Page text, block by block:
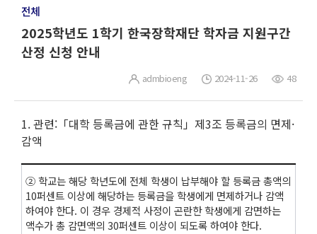
전체
2025학년도 1학기 한국장학재단 학자금 지원구간
산정 신청 안내
admbioeng 2024-11-26 48
1. 관련:「대학 등록금에 관한 규칙」제3조 등록금의 면제·
감액
② 학교는 해당 학년도에 전체 학생이 납부해야 할 등록금 총액의
10퍼센트 이상에 해당하는 등록금을 학생에게 면제하거나 감액
하여야 한다. 이 경우 경제적 사정이 곤란한 학생에게 감면하는
액수가 총 감면액의 30퍼센트 이상이 되도록 하여야 한다.